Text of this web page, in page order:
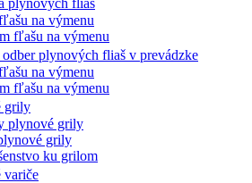
plynových fliaš
na výmenu
fľašu na výmenu
plynových fliaš v prevádzke
na výmenu
fľašu na výmenu
grily
plynové grily
grily
ku grilom
variče